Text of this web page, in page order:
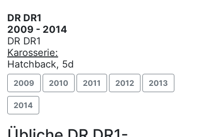
DR DR1
2009 - 2014
DR DR1
Karosserie:
Hatchback, 5d
2009 2010 2011 2012 2013
2014